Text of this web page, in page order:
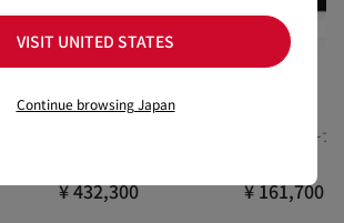
Funky
¥ 432,300
ポーチ - カーフ
¥ 161,700
VISIT UNITED STATES
Continue browsing Japan